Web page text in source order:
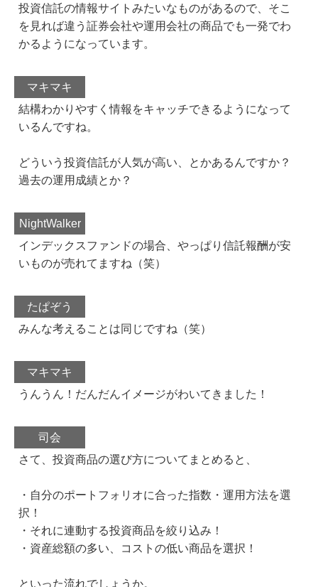
投資信託の情報サイトみたいなものがあるので、そこ
を見れば違う証券会社や運用会社の商品でも一発でわ
かるようになっています。
マキマキ
結構わかりやすく情報をキャッチできるようになって
いるんですね。
どういう投資信託が人気が高い、とかあるんですか？
過去の運用成績とか？
NightWalker
インデックスファンドの場合、やっぱり信託報酬が安
いものが売れてますね（笑）
たぱぞう
みんな考えることは同じですね（笑）
マキマキ
うんうん！だんだんイメージがわいてきました！
司会
さて、投資商品の選び方についてまとめると、
・自分のポートフォリオに合った指数・運用方法を選
択！
・それに連動する投資商品を絞り込み！
・資産総額の多い、コストの低い商品を選択！
といった流れでしょうか。